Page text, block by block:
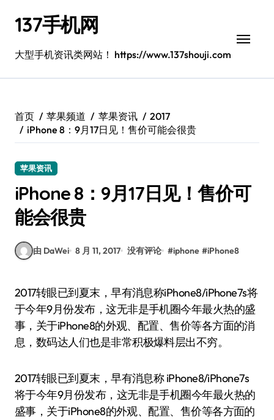
137手机网
大型手机资讯类网站！ https://www.137shouji.com
首页 苹果频道 苹果资讯
2017
iPhone 8：9月17日见！售价可能会很贵
苹果资讯
iPhone 8：9月17日见！售价可
能会很贵
由 DaWei 8 月 11, 2017 没有评论 #iphone #iPhone8
2017转眼已到夏末，早有消息称iPhone8/iPhone7s将
于今年9月份发布，这无非是手机圈今年最火热的盛
事，关于iPhone8的外观、配置、售价等各方面的消
息，数码达人们也是非常积极爆料层出不穷。
2017转眼已到夏末，早有消息称 iPhone8/iPhone7s
将于今年9月份发布，这无非是手机圈今年最火热的
盛事，关于iPhone8的外观、配置、售价等各方面的